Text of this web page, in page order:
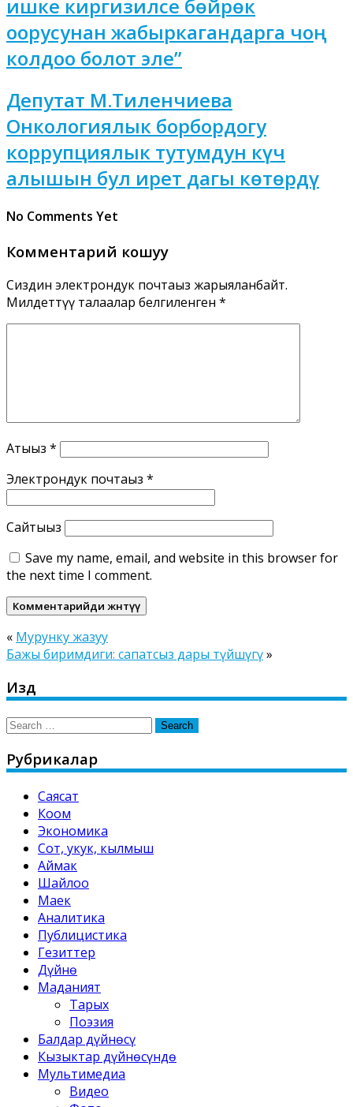
ишке киргизилсе бөйрөк
оорусунан жабыркагандарга чоң
колдоо болот эле”
Депутат М.Тиленчиева
Онкологиялык борбордогу
коррупциялык тутумдун күч
алышын бул ирет дагы көтөрдү
No Comments Yet
Комментарий кошуу
Сиздин электрондук почтаңыз жарыяланбайт.
Милдеттүү талаалар белгиленген *
Атыңыз *
Электрондук почтаңыз *
Сайтыңыз
Save my name, email, and website in this browser for
the next time I comment.
« Мурунку жазуу
Бажы биримдиги: сапатсыз дары түйшүгү»
Издөө
Search
Рубрикалар
Саясат
Коом
Экономика
Сот, укук, кылмыш
Аймак
Шайлоо
Маек
Аналитика
Публицистика
Гезиттер
Дүйнө
Маданият
Тарых
Поэзия
Балдар дүйнөсү
Кызыктар дүйнөсүндө
Мультимедиа
Видео